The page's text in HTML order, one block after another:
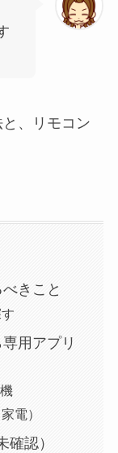
、リモコン
きこと
用アプリ
電）
認）